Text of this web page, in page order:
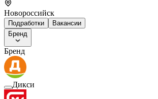
Новороссийск
Подработки
Вакансии
Бренд
Бренд
Дикси